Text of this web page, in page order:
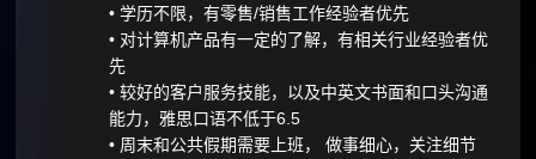
• 学历不限，有零售/销售工作经验者优先
• 对计算机产品有一定的了解，有相关行业经验者优
先
• 较好的客户服务技能，以及中英文书面和口头沟通
能力，雅思口语不低于6.5
• 周末和公共假期需要上班， 做事细心，关注细节